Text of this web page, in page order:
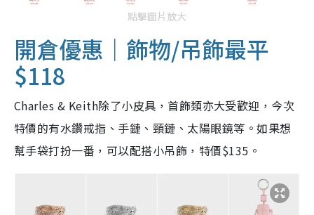
點擊圖片放大
開倉優惠｜飾物/吊飾最平
$118
Charles & Keith除了小皮具，首飾類亦大受歡迎，今次
特價的有水鑽戒指、手鏈、頸鏈、太陽眼鏡等。如果想
幫手袋打扮一番，可以配搭小吊飾，特價$135。